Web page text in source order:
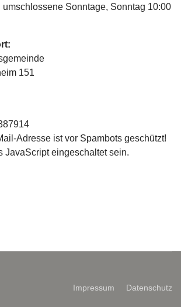
Sonntage, Sonntag 10:00
151
Adresse ist vor Spambots geschützt!
JavaScript eingeschaltet sein.
Impressum
Datenschutz